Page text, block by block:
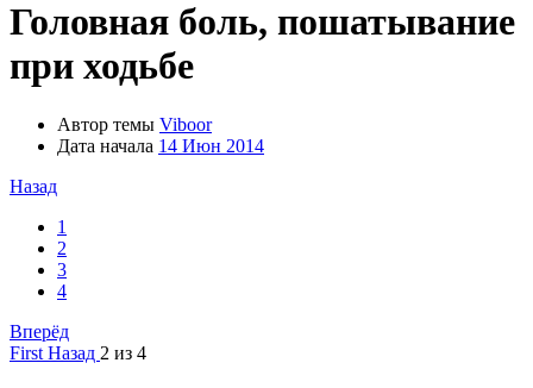
Головная боль, пошатывание
при ходьбе
Автор темы Viboor
Дата начала 14 Июн 2014
Назад
1
2
3
4
Вперёд
First Назад 2 из 4